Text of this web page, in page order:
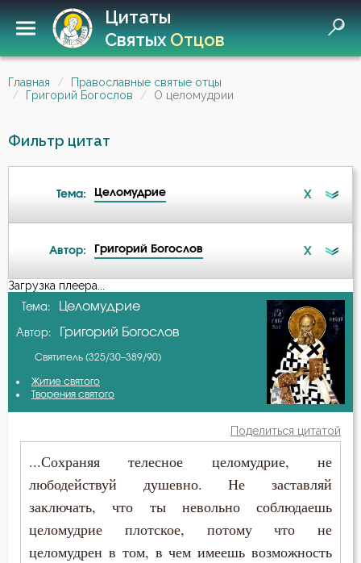
Цитаты
СвятыхОтцов
Главная
Православные святые отцы
Григорий Богослов
О целомудрии
Фильтр цитат
Тема: Целомудрие X
Ангел
Беда
Бедность
Благодарность
Благоразумие
Автор: Григорий Богослов X
А-я
Амвросий Оптинский (Гренков)
Варсонофий Оптинский (Плиханков)
Василий Великий
Григорий Богослов
Григорий Нисский
Ерм
Загрузка плеера...
Тема: Целомудрие
Автор: Григорий Богослов
Святитель (325/30–389/90)
Житие святого
Творения святого
Поделиться цитатой
...Сохраняя телесное целомудрие, не
любодействуй душевно. Не заставляй
заключать, что ты невольно соблюдаешь
целомудрие плотское, потому что не
целомудрен в том, в чем имеешь возможность